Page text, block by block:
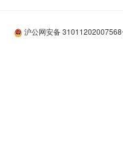
沪公网安备 31011202007568